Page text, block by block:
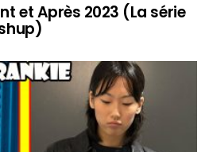
et Après 2023 (La série